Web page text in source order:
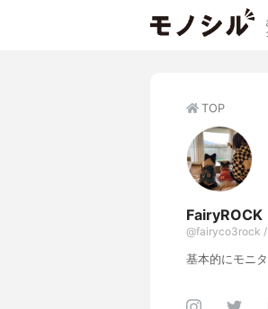
TOP
FairyROCK
@fairyco3rock
基本的にモニ